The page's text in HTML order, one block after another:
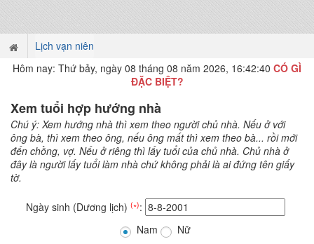
Lịch vạn niên
Hôm nay: Thứ bảy, ngày 08 tháng 08 năm 2026, 16:42:40 CÓ GÌ
ĐẶC BIỆT?
Xem tuổi hợp hướng nhà
Chú ý: Xem hướng nhà thì xem theo người chủ nhà. Nếu ở với
ông bà, thì xem theo ông, nếu ông mất thì xem theo bà... rồi mới
đến chồng, vợ. Nếu ở riêng thì lấy tuổi của chủ nhà. Chủ nhà ở
đây là người lấy tuổi làm nhà chứ không phải là ai đứng tên giấy
tờ.
Ngày sinh (Dương lịch) (∗):
Nam
Nữ